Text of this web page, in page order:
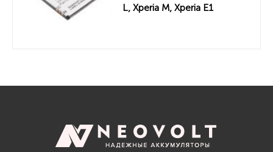
L, Xperia M, Xperia E1